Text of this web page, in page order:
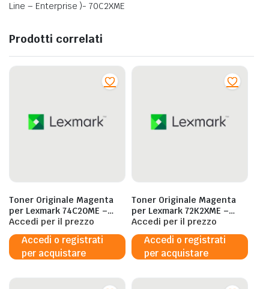
Line – Enterprise )- 70C2XME
Prodotti correlati
Toner Originale Magenta
per Lexmark 74C20ME –
3.000 Pagine al 5%
Accedi per il prezzo
Accedi o registrati
per acquistare
Toner Originale Magenta
per Lexmark 72K2XME –
22.000 Pagine al 5%
Accedi per il prezzo
Accedi o registrati
per acquistare